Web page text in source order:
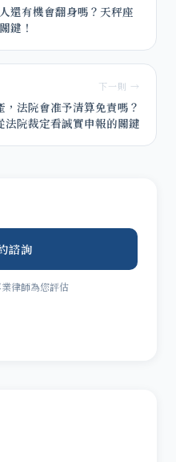
還有機會翻身嗎？天秤座
鍵！
下一則 →
法院會准予清算免責嗎？
法院裁定看誠實申報的關鍵
諮詢
律師為您評估